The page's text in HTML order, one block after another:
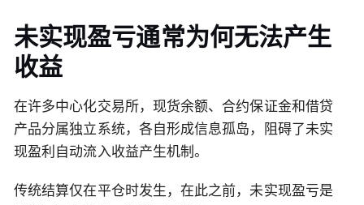
未实现盈亏通常为何无法产生
收益
在许多中心化交易所，现货余额、合约保证金和借贷
产品分属独立系统，各自形成信息孤岛，阻碍了未实
现盈利自动流入收益产生机制。
传统结算仅在平仓时发生，在此之前，未实现盈亏是